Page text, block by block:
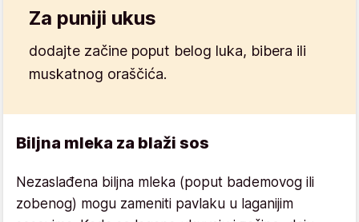
Za puniji ukus
dodajte začine poput belog luka, bibera ili
muskatnog oraščića.
Biljna mleka za blaži sos
Nezaslađena biljna mleka (poput bademovog ili
zobenog) mogu zameniti pavlaku u laganijim